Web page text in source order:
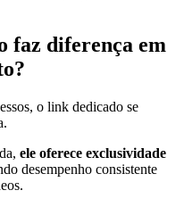
faz diferença em
o link dedicado se
ele oferece exclusividade
desempenho consistente